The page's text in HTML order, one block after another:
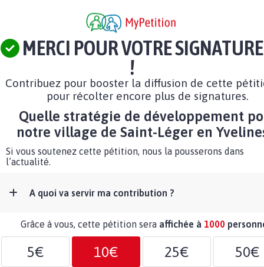
MERCI POUR VOTRE SIGNATURE
!
Contribuez pour booster la diffusion de cette
pour récolter encore plus de signatures.
Quelle stratégie de développement
notre village de Saint-Léger en
Si vous soutenez cette pétition, nous la pousserons dans
l’actualité.
A quoi va servir ma contribution ?
Grâce à vous, cette pétition sera affichée à 1000
5€ 10€ 25€ 50€